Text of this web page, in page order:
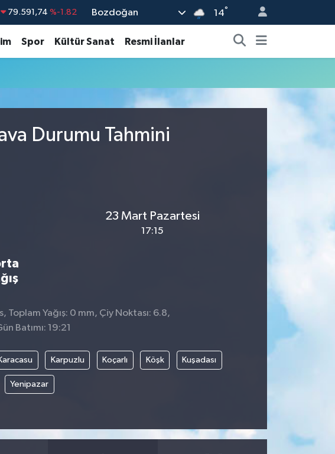
79.591,74 %-1.82 Bozdoğan 14°
Spor Kültür Sanat Resmi İlanlar
Durumu Tahmini
23 Mart Pazartesi
17:15
Toplam Yağış: 0 mm, Çiy Noktası: 6.8,
Batımı: 19:21
Karpuzlu Koçarlı Köşk Kuşadası
Yenipazar